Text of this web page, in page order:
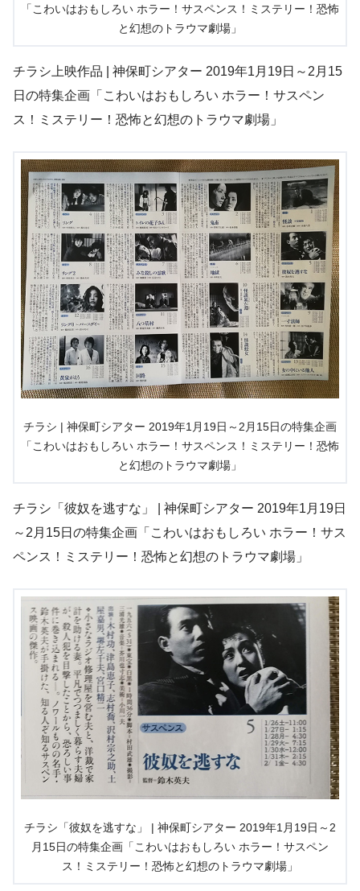
「こわいはおもしろい ホラー！サスペンス！ミステリー！恐怖
と幻想のトラウマ劇場」
チラシ上映作品 | 神保町シアター 2019年1月19日～2月15
日の特集企画「こわいはおもしろい ホラー！サスペン
ス！ミステリー！恐怖と幻想のトラウマ劇場」
チラシ | 神保町シアター 2019年1月19日～2月15日の特集企画
「こわいはおもしろい ホラー！サスペンス！ミステリー！恐怖
と幻想のトラウマ劇場」
チラシ「彼奴を逃すな」 | 神保町シアター 2019年1月19日
～2月15日の特集企画「こわいはおもしろい ホラー！サス
ペンス！ミステリー！恐怖と幻想のトラウマ劇場」
チラシ「彼奴を逃すな」 | 神保町シアター 2019年1月19日～2
月15日の特集企画「こわいはおもしろい ホラー！サスペン
ス！ミステリー！恐怖と幻想のトラウマ劇場」